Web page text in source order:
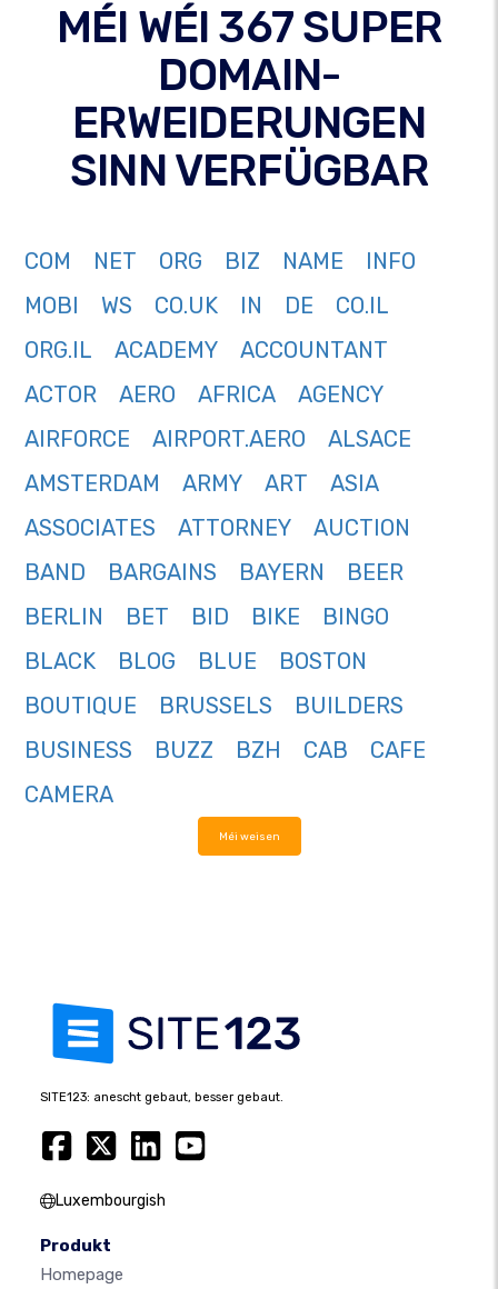
MÉI WÉI 367 SUPER
DOMAIN-
ERWEIDERUNGEN
SINN VERFÜGBAR
COM NET ORG BIZ NAME
INFO
MOBI
WS CO.UK IN DE
CO.IL
ORG.IL
ACADEMY
ACCOUNTANT
ACTOR
AERO AFRICA
AGENCY
AIRFORCE
AIRPORT.AERO
ALSACE
AMSTERDAM
ARMY ART
ASIA
ASSOCIATES
ATTORNEY
AUCTION
BAND
BARGAINS BAYERN
BEER
BERLIN
BET BID BIKE
BINGO
BLACK
BLOG BLUE
BOSTON
BOUTIQUE
BRUSSELS
BUILDERS
BUSINESS
BUZZ BZH CAB
CAFE
CAMERA
Méi weisen
SITE123: anescht gebaut, besser gebaut.
Luxembourgish
Produkt
Homepage